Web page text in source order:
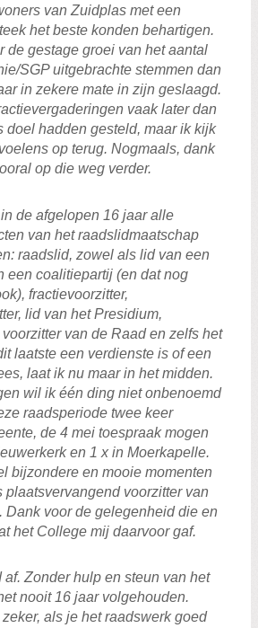
van Zuidplas met een
het beste konden behartigen.
de gestage groei van het aantal
SGP uitgebrachte stemmen dan
in zekere mate in zijn geslaagd.
vaak later dan
doel hadden gesteld, maar ik kijk
op terug. Nogmaals, dank
op die weg verder.
de afgelopen 16 jaar alle
van het raadslidmaatschap
raadslid, zowel als lid van een
een coalitiepartij (en dat nog
fractievoorzitter,
lid van het Presidium,
van de Raad en zelfs het
laatste een verdienste is of een
laat ik nu maar in het midden.
wil ik één ding niet onbenoemd
raadsperiode twee keer
de 4 mei toespraak mogen
en 1 x in Moerkapelle.
bijzondere en mooie momenten
plaatsvervangend voorzitter van
Dank voor de gelegenheid die en
het College mij daarvoor gaf.
af. Zonder hulp en steun van het
nooit 16 jaar volgehouden.
als je het raadswerk goed